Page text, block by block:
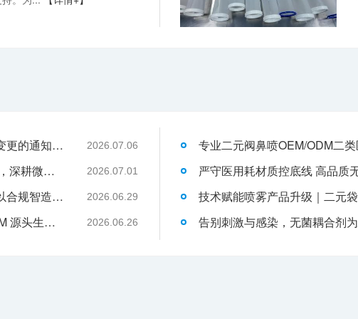
关于消毒型医用超声耦合剂外包装装箱方式变更的通知-武汉耦合医学 2026.07.06
武汉耦合医学：聚焦一次性切口保护套OEM，深耕微创耗材定制代工领域 2026.07.01
液体伤口敷料代工行业升级，武汉耦合医学以合规智造赋能品牌发展 2026.06.29
武汉耦合医学｜专业二类妇科凝胶 OEM/ODM 源头生产厂家 2026.06.26